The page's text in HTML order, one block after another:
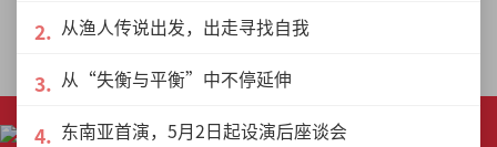
从渔人传说出发，出走寻找自我
从“失衡与平衡”中不停延伸
东南亚首演，5月2日起设演后座谈会